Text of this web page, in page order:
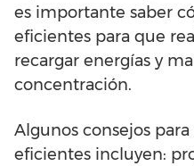
es importante saber
eficientes para que
recargar energías y
concentración.
Algunos consejos
eficientes incluyen: